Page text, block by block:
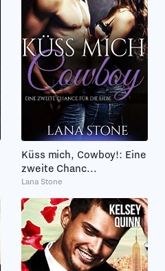
Küss mich, Cowboy!: Eine
zweite Chanc...
Lana Stone